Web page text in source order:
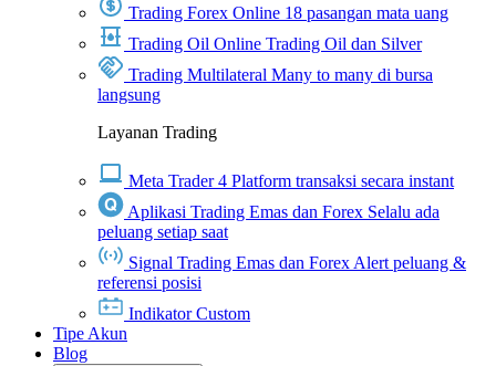
Trading Forex Online 18 pasangan mata uang
Trading Oil Online Trading Oil dan Silver
Trading Multilateral Many to many di bursa
langsung
Layanan Trading
Meta Trader 4 Platform transaksi secara instant
Aplikasi Trading Emas dan Forex Selalu ada
peluang setiap saat
Signal Trading Emas dan Forex Alert peluang &
referensi posisi
Indikator Custom
Tipe Akun
Blog